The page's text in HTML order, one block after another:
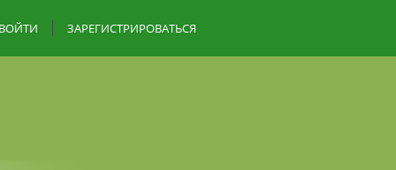
ЗАРЕГИСТРИРОВАТЬСЯ